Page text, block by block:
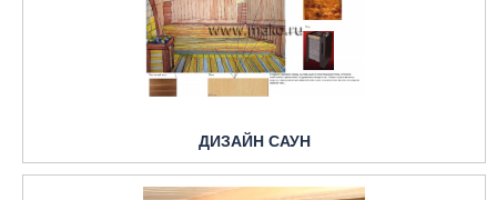
ДИЗАЙН САУН